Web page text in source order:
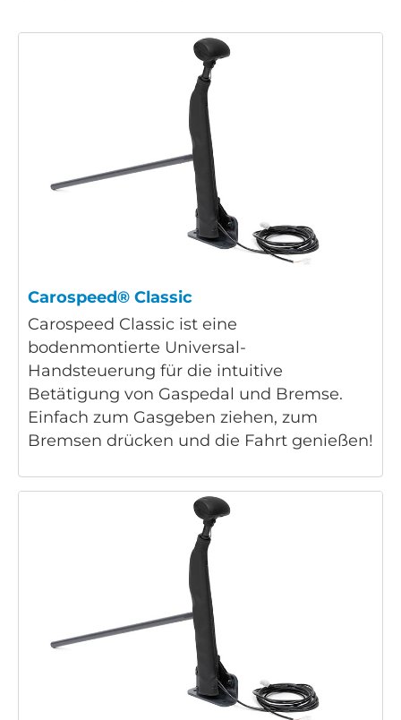
Carospeed® Classic
Carospeed Classic ist eine
bodenmontierte Universal-
Handsteuerung für die intuitive
Betätigung von Gaspedal und Bremse.
Einfach zum Gasgeben ziehen, zum
Bremsen drücken und die Fahrt genießen!